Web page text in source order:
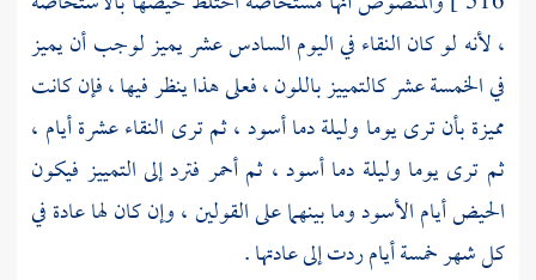
، لأنه لو كان النقاء في اليوم السادس عشر يميز لوجب أن يميز
في الخمسة عشر كالتمييز باللون ، فعلى هذا ينظر فيها ، فإن كانت
مميزة بأن ترى يوما وليلة دما أسود ، ثم ترى النقاء عشرة أيام ،
ثم ترى يوما وليلة دما أسود ، ثم أحمر فترد إلى التمييز فيكون
الحيض أيام الأسود وما بينهما على القولين ، وإن كان لها عادة في
كل شهر خمسة أيام ردت إلى عادتها .